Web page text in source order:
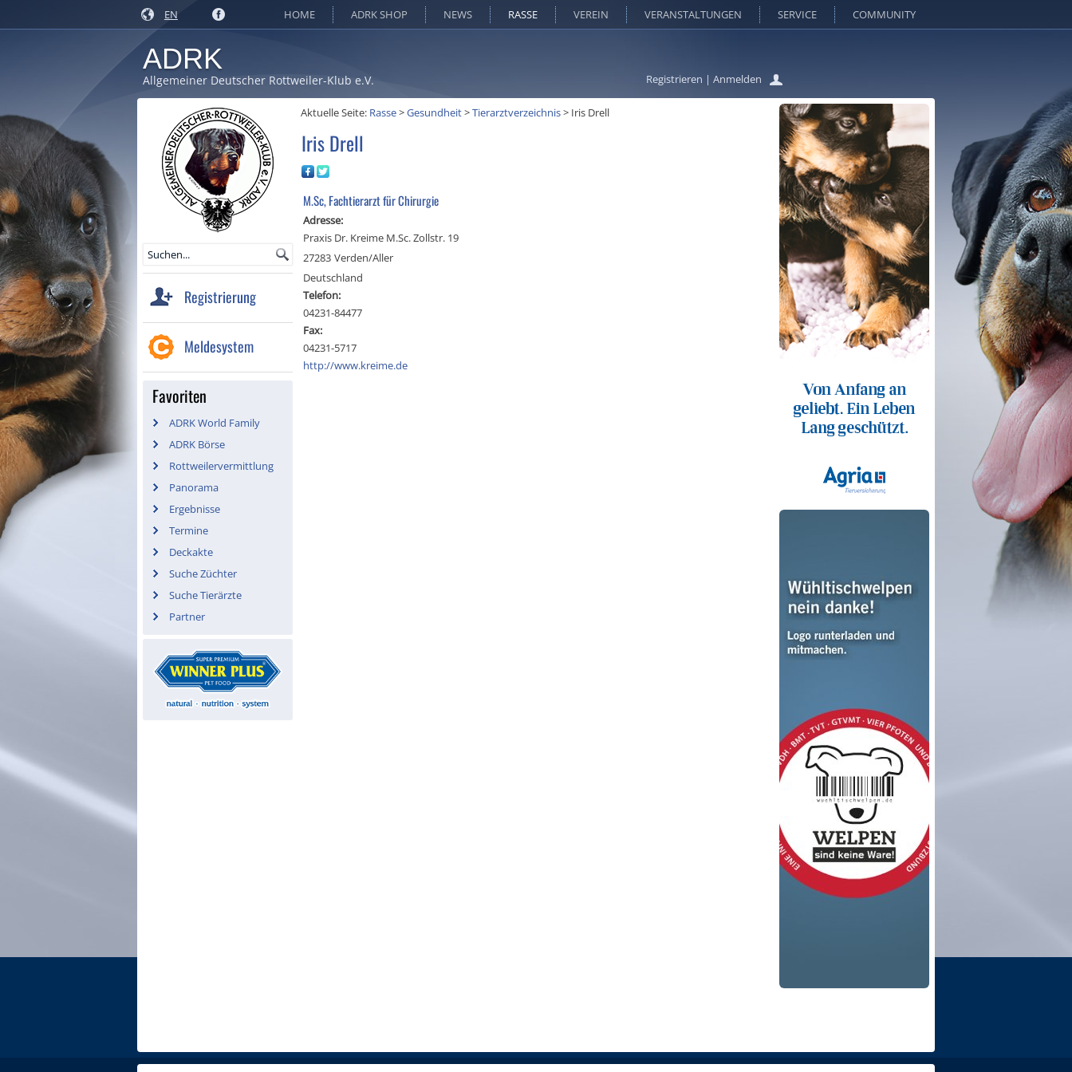
EN
Registrieren | Anmelden
HOME ADRK SHOP NEWS RASSE VEREIN VERANSTALTUNGEN SERVICE COMMUNITY
ADRK
Allgemeiner Deutscher Rottweiler-Klub e.V.
Registrierung
Meldesystem
Favoriten
ADRK World Family
ADRK Börse
Rottweilervermittlung
Panorama
Ergebnisse
Termine
Deckakte
Suche Züchter
Suche Tierärzte
Partner
Aktuelle Seite: Rasse>Gesundheit>Tierarztverzeichnis> Iris Drell
Iris Drell
M.Sc, Fachtierarzt für Chirurgie
Adresse:
Praxis Dr. Kreime M.Sc. Zollstr. 19
27283 Verden/Aller
Deutschland
Telefon:
04231-84477
Fax:
04231-5717
http://www.kreime.de